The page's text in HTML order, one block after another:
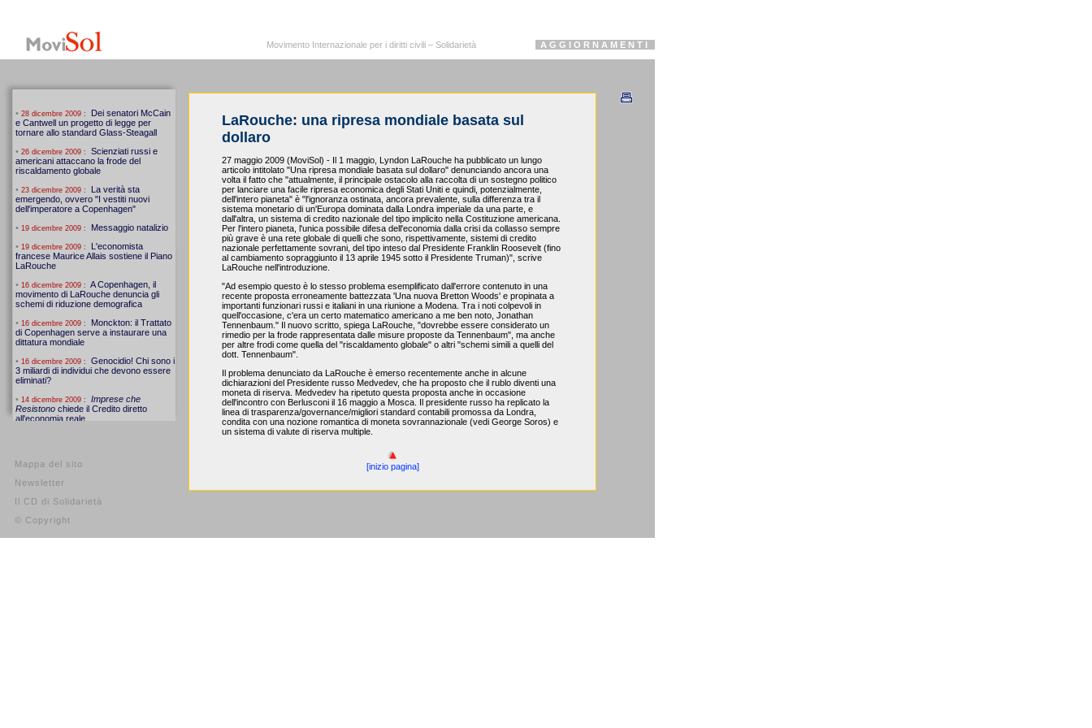
Mappa del sito
Newsletter
Il CD di Solidarietà
© Copyright
Movimento Internazionale per i diritti civili – Solidarietà A G G I O R N A M E N T I
LaRouche: una ripresa mondiale basata sul
dollaro
27 maggio 2009 (MoviSol) - Il 1 maggio, Lyndon LaRouche ha pubblicato un lungo
articolo intitolato "Una ripresa mondiale basata sul dollaro" denunciando ancora una
volta il fatto che "attualmente, il principale ostacolo alla raccolta di un sostegno politico
per lanciare una facile ripresa economica degli Stati Uniti e quindi, potenzialmente,
dell'intero pianeta" è "l'ignoranza ostinata, ancora prevalente, sulla differenza tra il
sistema monetario di un'Europa dominata dalla Londra imperiale da una parte, e
dall'altra, un sistema di credito nazionale del tipo implicito nella Costituzione americana.
Per l'intero pianeta, l'unica possibile difesa dell'economia dalla crisi da collasso sempre
più grave è una rete globale di quelli che sono, rispettivamente, sistemi di credito
nazionale perfettamente sovrani, del tipo inteso dal Presidente Franklin Roosevelt (fino
al cambiamento sopraggiunto il 13 aprile 1945 sotto il Presidente Truman)", scrive
LaRouche nell'introduzione.
"Ad esempio questo è lo stesso problema esemplificato dall'errore contenuto in una
recente proposta erroneamente battezzata 'Una nuova Bretton Woods' e propinata a
importanti funzionari russi e italiani in una riunione a Modena. Tra i noti colpevoli in
quell'occasione, c'era un certo matematico americano a me ben noto, Jonathan
Tennenbaum." Il nuovo scritto, spiega LaRouche, "dovrebbe essere considerato un
rimedio per la frode rappresentata dalle misure proposte da Tennenbaum", ma anche
per altre frodi come quella del "riscaldamento globale" o altri "schemi simili a quelli del
dott. Tennenbaum".
Il problema denunciato da LaRouche è emerso recentemente anche in alcune
dichiarazioni del Presidente russo Medvedev, che ha proposto che il rublo diventi una
moneta di riserva. Medvedev ha ripetuto questa proposta anche in occasione
dell'incontro con Berlusconi il 16 maggio a Mosca. Il presidente russo ha replicato la
linea di trasparenza/governance/migliori standard contabili promossa da Londra,
condita con una nozione romantica di moneta sovrannazionale (vedi George Soros) e
un sistema di valute di riserva multiple.
[inizio pagina]